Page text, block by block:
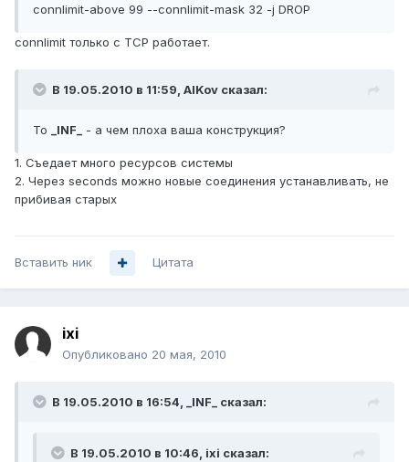
connlimit-above 99 --connlimit-mask 32 -j DROP
connlimit только с TCP работает.
В 19.05.2010 в 11:59, AlKov сказал:
To _INF_ - а чем плоха ваша конструкция?
1. Съедает много ресурсов системы
2. Через seconds можно новые соединения устанавливать, не
прибивая старых
Вставить ник Цитата
ixi
Опубликовано 20 мая, 2010
В 19.05.2010 в 16:54, _INF_ сказал:
В 19.05.2010 в 10:46, ixi сказал: